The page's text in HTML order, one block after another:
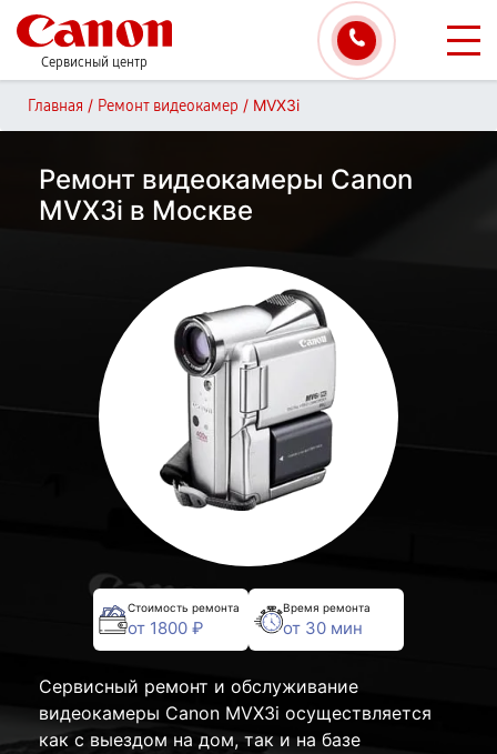
Сервисный центр
Главная / Ремонт видеокамер / MVX3i
Ремонт видеокамеры Canon
MVX3i в Москве
Стоимость ремонта
от 1800 ₽
Время ремонта
от 30 мин
Сервисный ремонт и обслуживание
видеокамеры Canon MVX3i осуществляется
как с выездом на дом, так и на базе